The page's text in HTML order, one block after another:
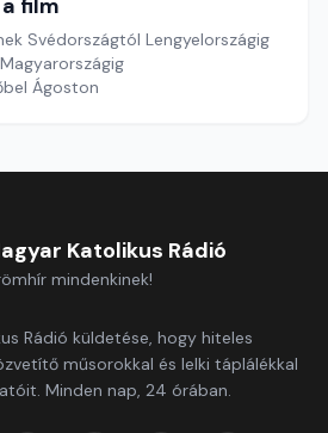
film
Svédországtól Lengyelországig
Ágoston
Katolikus Rádió
mindenkinek!
Rádió küldetése, hogy hiteles
műsorokkal és lelki táplálékkal
Minden nap, 24 órában.